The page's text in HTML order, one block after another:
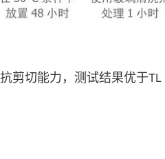
剪切能力，测试结果优于